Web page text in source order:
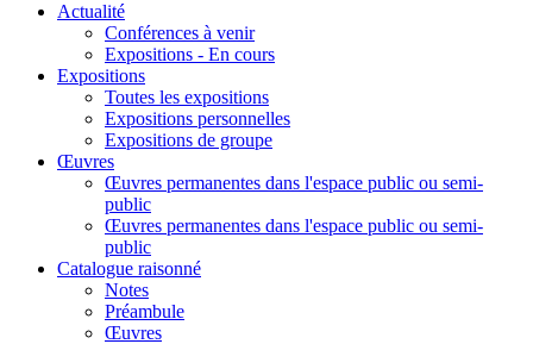
Actualité
Conférences à venir
Expositions - En cours
Expositions
Toutes les expositions
Expositions personnelles
Expositions de groupe
Œuvres
Œuvres permanentes dans l'espace public ou semi-
public
Œuvres permanentes dans l'espace public ou semi-
public
Catalogue raisonné
Notes
Préambule
Œuvres